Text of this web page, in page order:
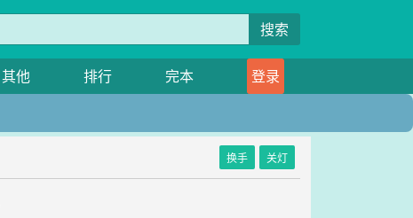
搜索
其他 排行 完本
登录
换手 关灯